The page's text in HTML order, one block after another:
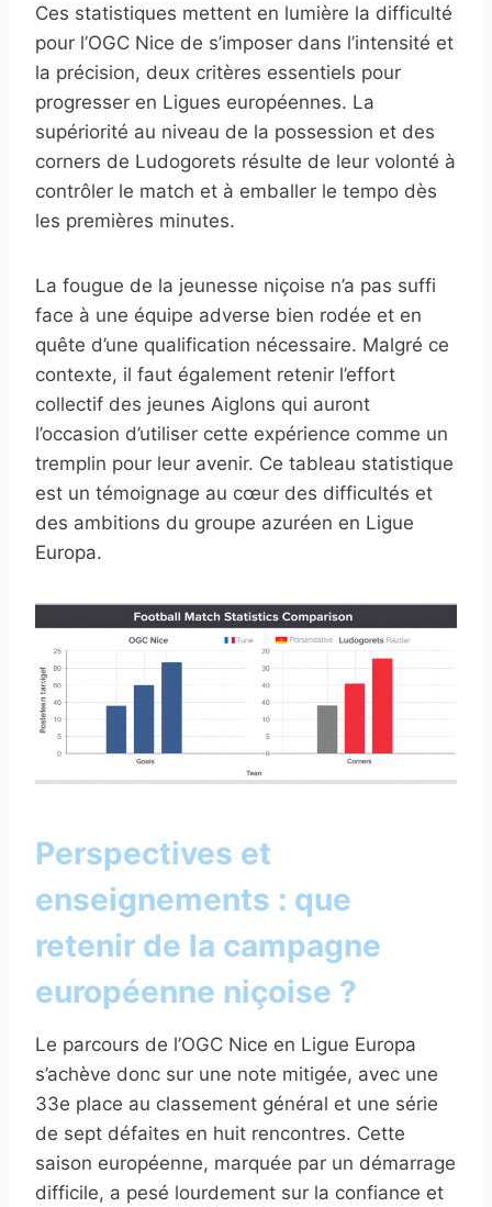
Ces statistiques mettent en lumière la difficulté
pour l’OGC Nice de s’imposer dans l’intensité et
la précision, deux critères essentiels pour
progresser en Ligues européennes. La
supériorité au niveau de la possession et des
corners de Ludogorets résulte de leur volonté à
contrôler le match et à emballer le tempo dès
les premières minutes.
La fougue de la jeunesse niçoise n’a pas suffi
face à une équipe adverse bien rodée et en
quête d’une qualification nécessaire. Malgré ce
contexte, il faut également retenir l’effort
collectif des jeunes Aiglons qui auront
l’occasion d’utiliser cette expérience comme un
tremplin pour leur avenir. Ce tableau statistique
est un témoignage au cœur des difficultés et
des ambitions du groupe azuréen en Ligue
Europa.
Perspectives et
enseignements : que
retenir de la campagne
européenne niçoise ?
Le parcours de l’OGC Nice en Ligue Europa
s’achève donc sur une note mitigée, avec une
33e place au classement général et une série
de sept défaites en huit rencontres. Cette
saison européenne, marquée par un démarrage
difficile, a pesé lourdement sur la confiance et